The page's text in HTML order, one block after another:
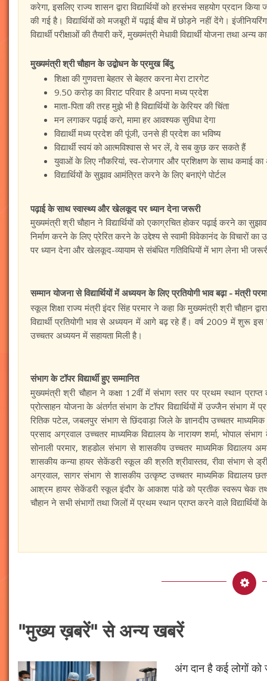
करेगा, इसलिए राज्य शासन द्वारा विद्यार्थियों को हरसंभव सहयोग प्रदान किया
की गई है। विद्यार्थियों को मजबूरी में पढ़ाई बीच में छोड़ने नहीं देंगे।
विद्यार्थी परीक्षाओं की तैयारी करें, मुख्यमंत्री मेधावी विद्यार्थी योजना तथा
मुख्यमंत्री श्री चौहान के उद्बोधन के प्रमुख बिंदु
शिक्षा की गुणवत्ता बेहतर से बेहतर करना मेरा टारगेट
9.50 करोड़ का विराट परिवार है अपना मध्य प्रदेश
माता-पिता की तरह मुझे भी है विद्यार्थियों के केरियर की चिंता
मन लगाकर पढ़ाई करो, मामा हर आवश्यक सुविधा देगा
विद्यार्थी मध्य प्रदेश की पूंजी, उनसे ही प्रदेश का भविष्य
विद्यार्थी स्वयं को आत्मविश्वास से भर लें, वे सब कुछ कर सकते हैं
युवाओं के लिए नौकरियां, स्व-रोजगार और प्रशिक्षण के साथ कमाई
विद्यार्थियों के सुझाव आमंत्रित करने के लिए बनाएंगे पोर्टल
पढ़ाई के साथ स्वास्थ्य और खेलकूद पर ध्यान देना जरूरी
मुख्यमंत्री श्री चौहान ने विद्यार्थियों को एकाग्रचित होकर पढ़ाई करने का
निर्माण करने के लिए प्रेरित करने के उद्देश्य से स्वामी विवेकानंद के विचारों
पर ध्यान देना और खेलकूद-व्यायाम से संबंधित गतिविधियों में भाग लेना भी
सम्मान योजना से विद्यार्थियों में अध्ययन के लिए प्रतियोगी भाव बढ़ा - मंत्री
स्कूल शिक्षा राज्य मंत्री इंदर सिंह परमार ने कहा कि मुख्यमंत्री श्री चौहान
विद्यार्थी प्रतियोगी भाव से अध्ययन में आगे बढ़ रहे हैं। वर्ष 2009 में शुरू इस
उच्चतर अध्ययन में सहायता मिली है।
संभाग के टॉपर विद्यार्थी हुए सम्मानित
मुख्यमंत्री श्री चौहान ने कक्षा 12वीं में संभाग स्तर पर प्रथम स्थान प्राप्त
प्रोत्साहन योजना के अंतर्गत संभाग के टॉपर विद्यार्थियों में उज्जैन
रितिक पटेल, जबलपुर संभाग से छिंदवाड़ा जिले के ज्ञानदीप उच्चतर
प्रसाद अग्रवाल उच्चतर माध्यमिक विद्यालय के नारायण शर्मा, भोपाल
सोनाली परमार, शहडोल संभाग से शासकीय उच्चतर माध्यमिक
शासकीय कन्या हायर सेकेंडरी स्कूल की श्रुति श्रीवास्तव, रीवा संभाग से
अग्रवाल, सागर संभाग से शासकीय उत्कृष्ट उच्चतर माध्यमिक विद्यालय
आश्रम हायर सेकेंडरी स्कूल इंदौर के आकाश पांडे को प्रतीक स्वरूप चेक
चौहान ने सभी संभागों तथा जिलों में प्रथम स्थान प्राप्त करने वाले
"मुख्य ख़बरें" से अन्य खबरें
अंग दान है कई लोगों को